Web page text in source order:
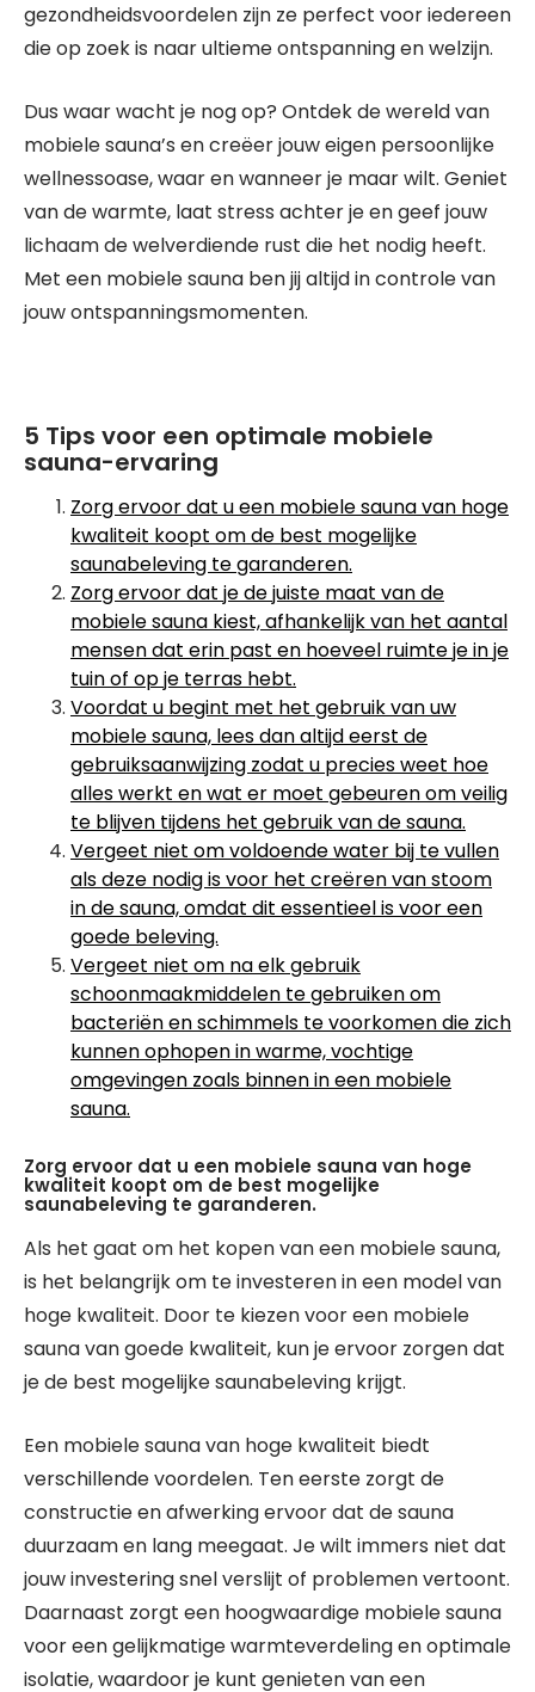
gezondheidsvoordelen zijn ze perfect voor iedereen
die op zoek is naar ultieme ontspanning en welzijn.
Dus waar wacht je nog op? Ontdek de wereld van
mobiele sauna’s en creëer jouw eigen persoonlijke
wellnessoase, waar en wanneer je maar wilt. Geniet
van de warmte, laat stress achter je en geef jouw
lichaam de welverdiende rust die het nodig heeft.
Met een mobiele sauna ben jij altijd in controle van
jouw ontspanningsmomenten.
5 Tips voor een optimale mobiele
sauna-ervaring
Zorg ervoor dat u een mobiele sauna van hoge
kwaliteit koopt om de best mogelijke
saunabeleving te garanderen.
Zorg ervoor dat je de juiste maat van de
mobiele sauna kiest, afhankelijk van het aantal
mensen dat erin past en hoeveel ruimte je in je
tuin of op je terras hebt.
Voordat u begint met het gebruik van uw
mobiele sauna, lees dan altijd eerst de
gebruiksaanwijzing zodat u precies weet hoe
alles werkt en wat er moet gebeuren om veilig
te blijven tijdens het gebruik van de sauna.
Vergeet niet om voldoende water bij te vullen
als deze nodig is voor het creëren van stoom
in de sauna, omdat dit essentieel is voor een
goede beleving.
Vergeet niet om na elk gebruik
schoonmaakmiddelen te gebruiken om
bacteriën en schimmels te voorkomen die zich
kunnen ophopen in warme, vochtige
omgevingen zoals binnen in een mobiele
sauna.
Zorg ervoor dat u een mobiele sauna van hoge
kwaliteit koopt om de best mogelijke
saunabeleving te garanderen.
Als het gaat om het kopen van een mobiele sauna,
is het belangrijk om te investeren in een model van
hoge kwaliteit. Door te kiezen voor een mobiele
sauna van goede kwaliteit, kun je ervoor zorgen dat
je de best mogelijke saunabeleving krijgt.
Een mobiele sauna van hoge kwaliteit biedt
verschillende voordelen. Ten eerste zorgt de
constructie en afwerking ervoor dat de sauna
duurzaam en lang meegaat. Je wilt immers niet dat
jouw investering snel verslijt of problemen vertoont.
Daarnaast zorgt een hoogwaardige mobiele sauna
voor een gelijkmatige warmteverdeling en optimale
isolatie, waardoor je kunt genieten van een